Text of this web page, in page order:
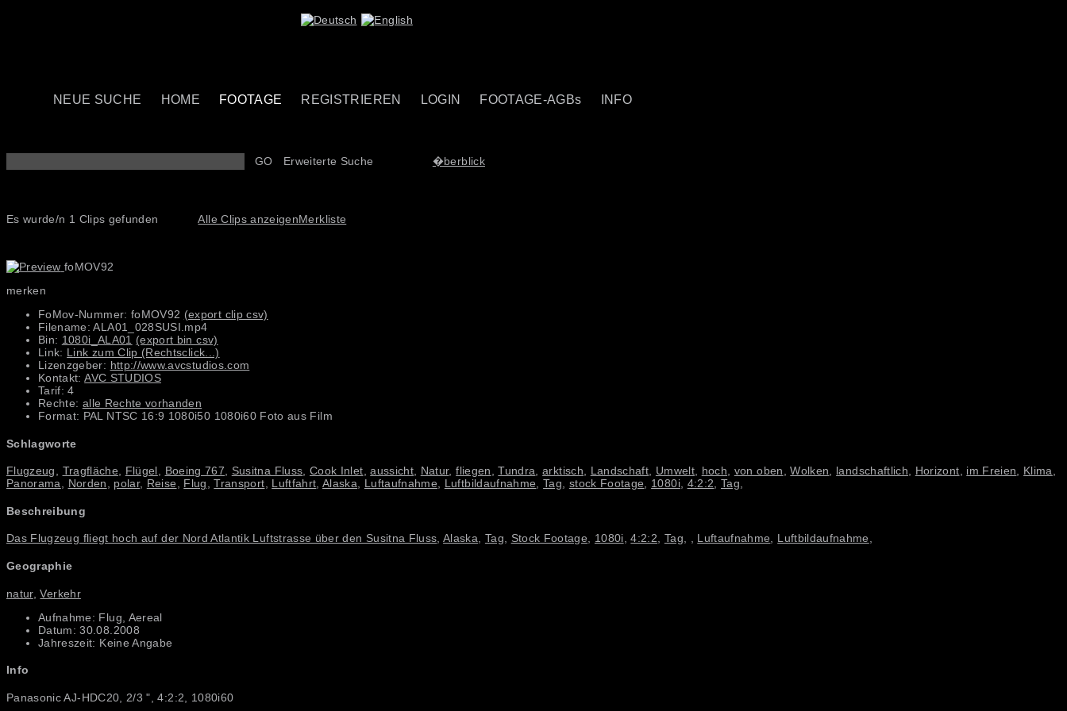
NEUE SUCHE HOME FOOTAGE REGISTRIEREN LOGIN FOOTAGE-AGBs INFO
GO Erweiterte Suche �berblick
Es wurde/n 1 Clips gefunden Alle Clips anzeigenMerkliste
foMOV92
merken
FoMov-Nummer: foMOV92 (export clip csv)
Filename: ALA01_028SUSI.mp4
Bin: 1080i_ALA01 (export bin csv)
Link: Link zum Clip (Rechtsclick...)
Lizenzgeber: http://www.avcstudios.com
Kontakt:AVC STUDIOS
Tarif: 4
Rechte: alle Rechte vorhanden
Format: PAL NTSC 16:9 1080i50 1080i60 Foto aus Film
Schlagworte
Flugzeug, Tragfläche, Flügel, Boeing 767, Susitna Fluss, Cook Inlet,aussicht, Natur,fliegen,Tundra,arktisch, Landschaft, Umwelt, hoch, von oben,Wolken, landschaftlich, Horizont, im Freien, Klima,
Panorama, Norden, polar, Reise, Flug,Transport, Luftfahrt,Alaska, Luftaufnahme, Luftbildaufnahme,Tag, stock Footage, 1080i, 4:2:2,Tag,
Beschreibung
Das Flugzeug fliegt hoch auf der Nord Atlantik Luftstrasse über den Susitna Fluss,Alaska, Tag, Stock Footage, 1080i,4:2:2, Tag, , Luftaufnahme, Luftbildaufnahme,
Geographie
natur,Verkehr
Aufnahme: Flug, Aereal
Datum: 30.08.2008
Jahreszeit: Keine Angabe
Info
Panasonic AJ-HDC20, 2/3 ", 4:2:2, 1080i60